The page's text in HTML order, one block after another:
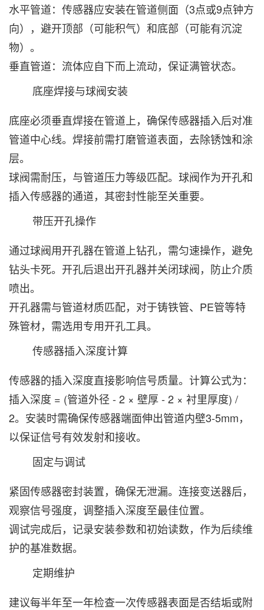
水平管道：传感器应安装在管道侧面（3点或9点钟方
向），避开顶部（可能积气）和底部（可能有沉淀
物）。
垂直管道：流体应自下而上流动，保证满管状态。
底座焊接与球阀安装‌
底座必须垂直焊接在管道上，确保传感器插入后对准
管道中心线。焊接前需打磨管道表面，去除锈蚀和涂
层。
球阀需耐压，与管道压力等级匹配。球阀作为开孔和
插入传感器的通道，其密封性能至关重要。
带压开孔操作‌
通过球阀用开孔器在管道上钻孔，需匀速操作，避免
钻头卡死。开孔后退出开孔器并关闭球阀，防止介质
喷出。
开孔器需与管道材质匹配，对于铸铁管、PE管等特
殊管材，需选用专用开孔工具。
传感器插入深度计算‌
传感器的插入深度直接影响信号质量。计算公式为：
插入深度 = (管道外径 - 2 × 壁厚 - 2 × 衬里厚度) /
2。安装时需确保传感器端面伸出管道内壁3-5mm，
以保证信号有效发射和接收。
固定与调试‌
紧固传感器密封装置，确保无泄漏。连接变送器后，
观察信号强度，调整插入深度至最佳位置。
调试完成后，记录安装参数和初始读数，作为后续维
护的基准数据。
定期维护‌
建议每半年至一年检查一次传感器表面是否结垢或附